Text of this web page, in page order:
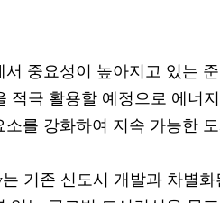
중요성이 높아지고 있는
적극 활용할 예정으로 에너
소를 강화하여 지속 가능한
기존 신도시 개발과 차별